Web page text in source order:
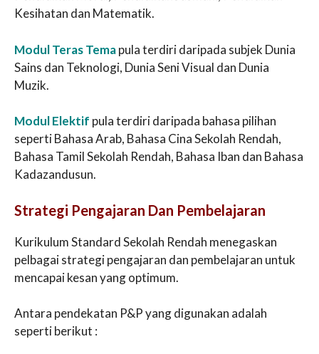
Kesihatan dan Matematik.
Modul Teras Temapula terdiri daripada subjek Dunia
Sains dan Teknologi, Dunia Seni Visual dan Dunia
Muzik.
Modul Elektif pula terdiri daripada bahasa pilihan
seperti Bahasa Arab, Bahasa Cina Sekolah Rendah,
Bahasa Tamil Sekolah Rendah, Bahasa Iban dan Bahasa
Kadazandusun.
Strategi Pengajaran Dan Pembelajaran
Kurikulum Standard Sekolah Rendah menegaskan
pelbagai strategi pengajaran dan pembelajaran untuk
mencapai kesan yang optimum.
Antara pendekatan P&P yang digunakan adalah
seperti berikut :